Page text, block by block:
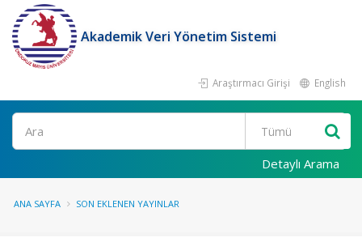
Akademik Veri Yönetim Sistemi
Araştırmacı Girişi English
Ara
Detaylı Arama
ANA SAYFA SON EKLENEN YAYINLAR